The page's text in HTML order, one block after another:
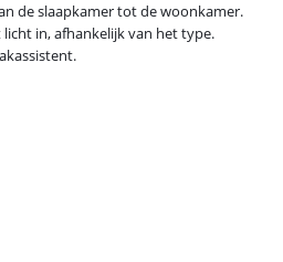
de slaapkamer tot de woonkamer.
in, afhankelijk van het type.